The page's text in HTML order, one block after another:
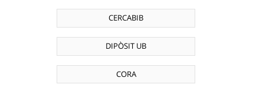
CERCABIB
DIPÒSIT UB
CORA